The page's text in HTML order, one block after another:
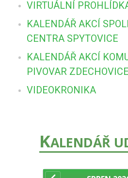
VIRTUÁLNÍ
KALENDÁŘ AKCÍ
CENTRA SPYTOVICE
KALENDÁŘ AKCÍ
PIVOVAR ZDECHOVICE
VIDEOKRONIKA
KALENDÁŘ